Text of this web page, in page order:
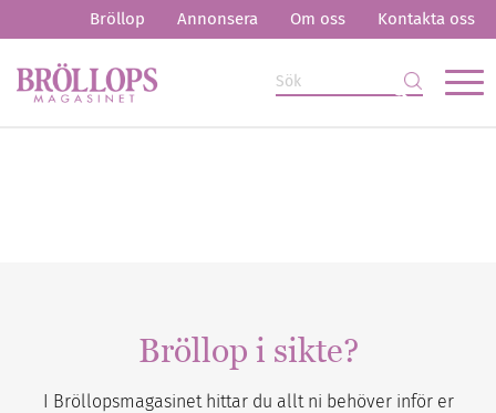
Bröllop Annonsera Om oss Kontakta oss
Bröllop i sikte?
I Bröllopsmagasinet hittar du allt ni behöver inför er